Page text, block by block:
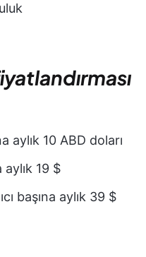
aylık 10 ABD doları
aylık 19 $
başına aylık 39 $